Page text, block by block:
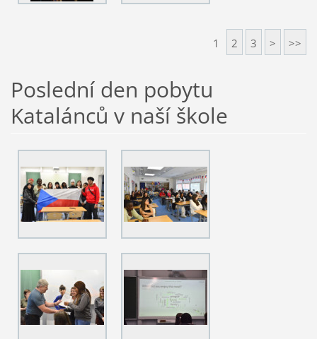
1 2 3 > >>
Poslední den pobytu
Katalánců v naší škole